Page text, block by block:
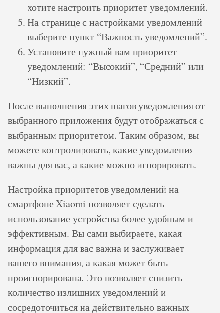
хотите настроить приоритет уведомлений.
На странице с настройками уведомлений
выберите пункт “Важность уведомлений”.
Установите нужный вам приоритет
уведомлений: “Высокий”, “Средний” или
“Низкий”.
После выполнения этих шагов уведомления от
выбранного приложения будут отображаться с
выбранным приоритетом. Таким образом, вы
можете контролировать, какие уведомления
важны для вас, а какие можно игнорировать.
Настройка приоритетов уведомлений на
смартфоне Xiaomi позволяет сделать
использование устройства более удобным и
эффективным. Вы сами выбираете, какая
информация для вас важна и заслуживает
вашего внимания, а какая может быть
проигнорирована. Это позволяет снизить
количество излишних уведомлений и
сосредоточиться на действительно важных